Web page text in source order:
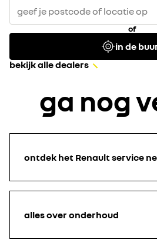
of
in de
bekijk alle dealers
ga nog
ontdek het Renault service
alles over onderhoud